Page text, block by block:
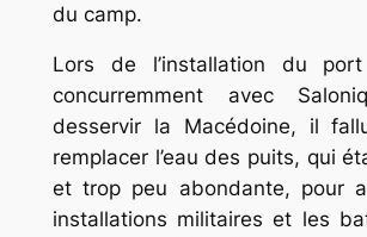
du camp.
Lors de l’installation du
concurremment avec
desservir la Macédoine, il
remplacer l’eau des puits, qui
et trop peu abondante, pour
installations militaires et les